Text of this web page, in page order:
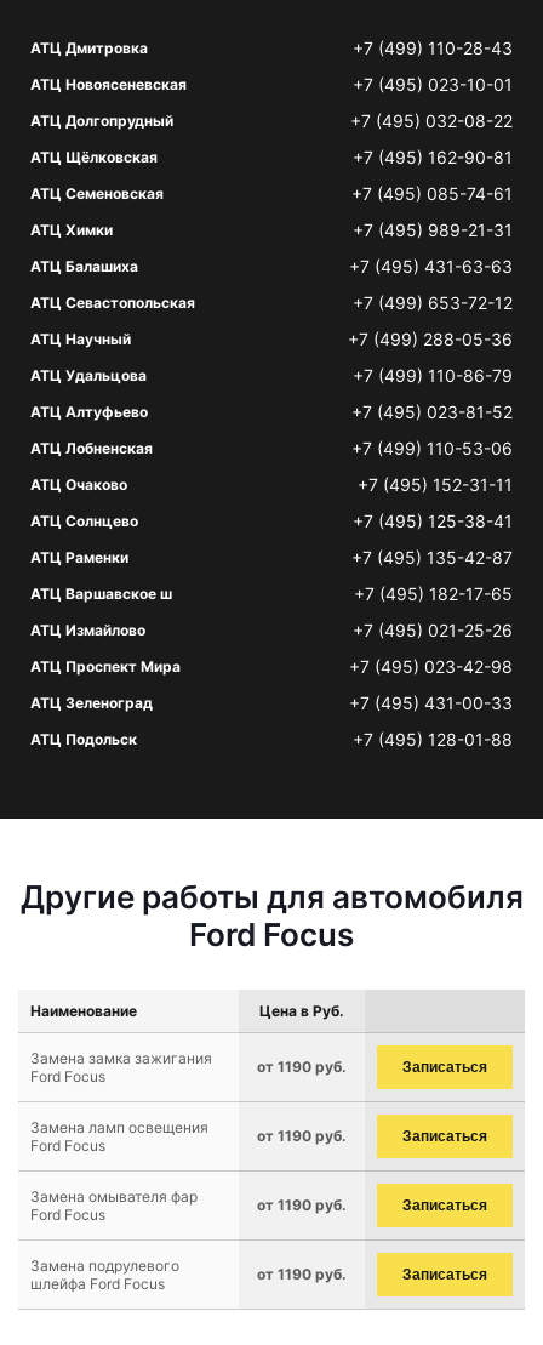
АТЦ Дмитровка +7 (499) 110-28-43
АТЦ Новоясеневская +7 (495) 023-10-01
АТЦ Долгопрудный +7 (495) 032-08-22
АТЦ Щёлковская +7 (495) 162-90-81
АТЦ Семеновская +7 (495) 085-74-61
АТЦ Химки +7 (495) 989-21-31
АТЦ Балашиха +7 (495) 431-63-63
АТЦ Севастопольская +7 (499) 653-72-12
АТЦ Научный +7 (499) 288-05-36
АТЦ Удальцова +7 (499) 110-86-79
АТЦ Алтуфьево +7 (495) 023-81-52
АТЦ Лобненская +7 (499) 110-53-06
АТЦ Очаково +7 (495) 152-31-11
АТЦ Солнцево +7 (495) 125-38-41
АТЦ Раменки +7 (495) 135-42-87
АТЦ Варшавское ш +7 (495) 182-17-65
АТЦ Измайлово +7 (495) 021-25-26
АТЦ Проспект Мира +7 (495) 023-42-98
АТЦ Зеленоград +7 (495) 431-00-33
АТЦ Подольск +7 (495) 128-01-88
Другие работы для автомобиля
Ford Focus
Наименование Цена в Руб.
Замена замка зажигания
Ford Focus
от 1190 руб. Записаться
Замена ламп освещения
Ford Focus
от 1190 руб. Записаться
Замена омывателя фар
Ford Focus
от 1190 руб. Записаться
Замена подрулевого
шлейфа Ford Focus
от 1190 руб. Записаться